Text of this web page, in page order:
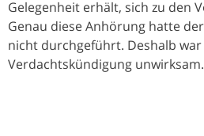
Gelegenheit erhält, sich zu den
Genau diese Anhörung hatte
nicht durchgeführt. Deshalb
Verdachtskündigung unwirksam.